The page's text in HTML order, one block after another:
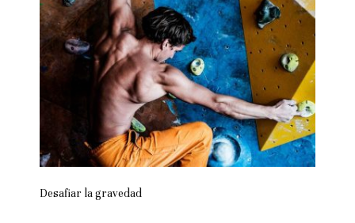
Desafiar la gravedad